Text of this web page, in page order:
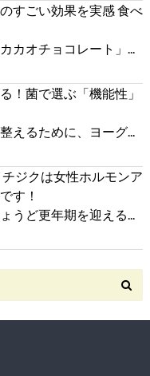
すごい効果を実感 食べ
カオチョコレート」...
！菌で選ぶ「機能性」
えるために、ヨーグ...
ジクは女性ホルモンア
す！
うど更年期を迎える...